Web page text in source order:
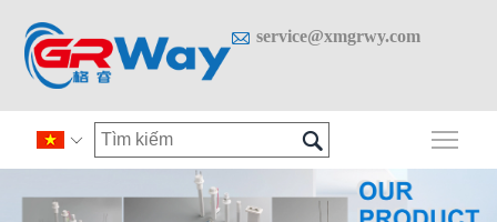
 service@xmgrwy.com
 